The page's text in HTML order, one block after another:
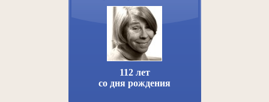
112 лет
со дня рождения